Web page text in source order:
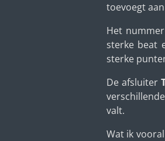
toevoegt
Het nummer
sterke beat
sterke
De afsluiter
valt.
Wat ik